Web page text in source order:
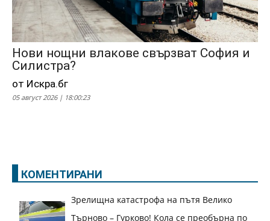
Нови нощни влакове свързват София и
Силистра?
от Искра.бг
05 август 2026 | 18:00:23
КОМЕНТИРАНИ
Зрелищна катастрофа на пътя Велико
Търново – Гурково! Кола се преобърна по